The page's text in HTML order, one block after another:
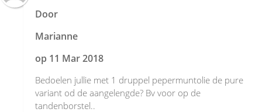
Door
Marianne
op 11 Mar 2018
Bedoelen jullie met 1 druppel pepermuntolie de pure
variant od de aangelengde? Bv voor op de
tandenborstel..